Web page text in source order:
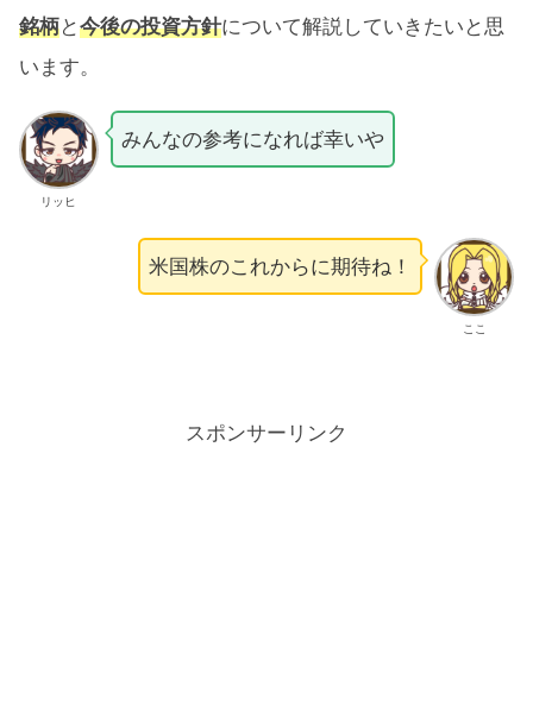
銘柄と今後の投資方針について解説していきたいと思
います。
リッヒ
みんなの参考になれば幸いや
ここ
米国株のこれからに期待ね！
スポンサーリンク